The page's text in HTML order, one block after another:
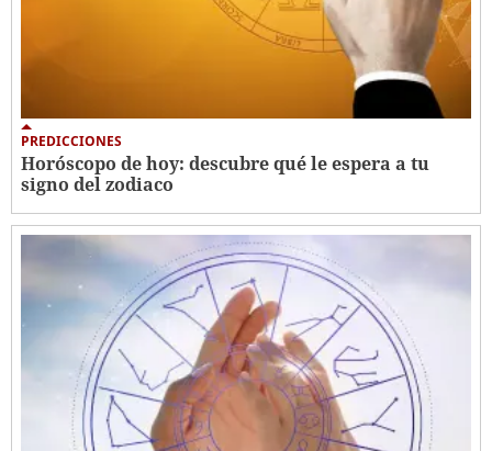
PREDICCIONES
Horóscopo de hoy: descubre qué le espera a tu
signo del zodiaco